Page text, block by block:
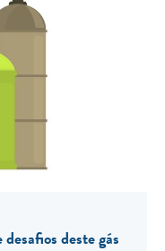
deste gás